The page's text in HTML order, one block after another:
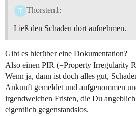
Thorsten1:
Ließ den Schaden dort aufnehmen.
Gibt es hierüber eine Dokumentation?
Also einen PIR (=Property Irregularity
Wenn ja, dann ist doch alles gut,
Ankunft gemeldet und aufgenommen
irgendwelchen Fristen, die Du
eigentlich gegenstandslos.